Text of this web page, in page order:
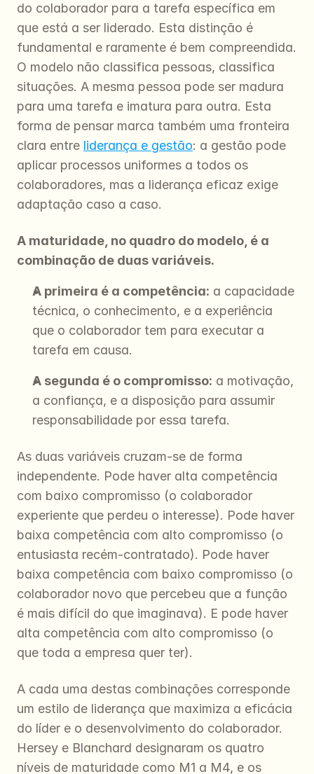
do colaborador para a tarefa específica em
que está a ser liderado. Esta distinção é
fundamental e raramente é bem compreendida.
O modelo não classifica pessoas, classifica
situações. A mesma pessoa pode ser madura
para uma tarefa e imatura para outra. Esta
forma de pensar marca também uma fronteira
clara entre liderança e gestão: a gestão pode
aplicar processos uniformes a todos os
colaboradores, mas a liderança eficaz exige
adaptação caso a caso.
A maturidade, no quadro do modelo, é a
combinação de duas variáveis.
A primeira é a competência: a capacidade
técnica, o conhecimento, e a experiência
que o colaborador tem para executar a
tarefa em causa.
A segunda é o compromisso: a motivação,
a confiança, e a disposição para assumir
responsabilidade por essa tarefa.
As duas variáveis cruzam-se de forma
independente. Pode haver alta competência
com baixo compromisso (o colaborador
experiente que perdeu o interesse). Pode haver
baixa competência com alto compromisso (o
entusiasta recém-contratado). Pode haver
baixa competência com baixo compromisso (o
colaborador novo que percebeu que a função
é mais difícil do que imaginava). E pode haver
alta competência com alto compromisso (o
que toda a empresa quer ter).
A cada uma destas combinações corresponde
um estilo de liderança que maximiza a eficácia
do líder e o desenvolvimento do colaborador.
Hersey e Blanchard designaram os quatro
níveis de maturidade como M1 a M4, e os